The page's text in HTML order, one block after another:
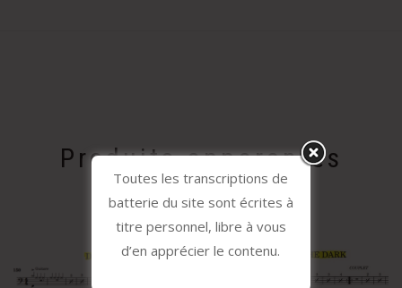
Produits apparentés
Toutes les transcriptions de
batterie du site sont écrites à
titre personnel, libre à vous
d’en apprécier le contenu.